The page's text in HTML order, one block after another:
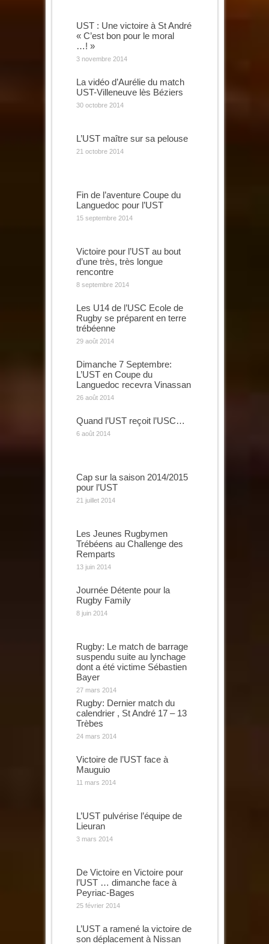
UST : Une victoire à St André
« C’est bon pour le moral
…! »
3 novembre 2014
La vidéo d’Aurélie du match
UST-Villeneuve lès Béziers
30 octobre 2014
L’UST maître sur sa pelouse
21 octobre 2014
Fin de l’aventure Coupe du
Languedoc pour l’UST
15 septembre 2014
Victoire pour l’UST au bout
d’une très, très longue
rencontre
8 septembre 2014
Les U14 de l’USC Ecole de
Rugby se préparent en terre
trébéenne
29 août 2014
Dimanche 7 Septembre:
L’UST en Coupe du
Languedoc recevra Vinassan
26 août 2014
Quand l’UST reçoit l’USC…
6 août 2014
Cap sur la saison 2014/2015
pour l’UST
21 juillet 2014
Les Jeunes Rugbymen
Trébéens au Challenge des
Remparts
13 juin 2014
Journée Détente pour la
Rugby Family
8 juin 2014
Rugby: Le match de barrage
suspendu suite au lynchage
dont a été victime Sébastien
Bayer
27 mars 2014
Rugby: Dernier match du
calendrier , St André 17 – 13
Trèbes
24 mars 2014
Victoire de l’UST face à
Mauguio
11 mars 2014
L’UST pulvérise l’équipe de
Lieuran
3 mars 2014
De Victoire en Victoire pour
l’UST … dimanche face à
Peyriac-Bages
25 février 2014
L’UST a ramené la victoire de
son déplacement à Nissan